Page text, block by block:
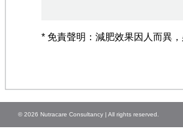
* 免責聲明：減肥效果因人而異
© 2026 Nutracare Consultancy | All rights reserved.